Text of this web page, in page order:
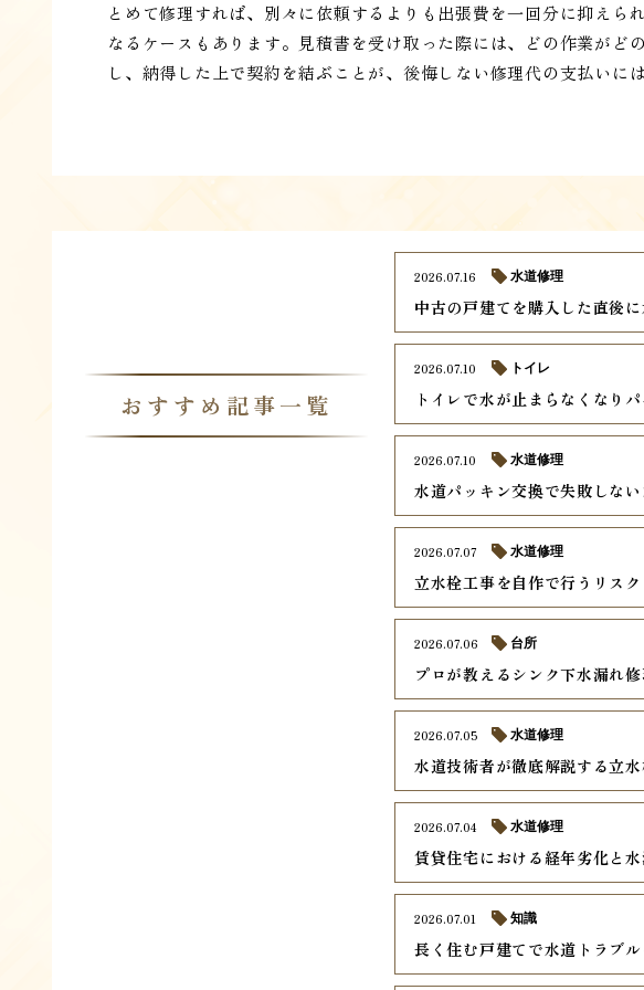
とめて修理すれば、別々に依頼するよりも出張費を一回分に抑えら
なるケースもあります。見積書を受け取った際には、どの作業がど
し、納得した上で契約を結ぶことが、後悔しない修理代の支払いに
おすすめ記事一覧
中古の戸建てを購入した直後
2026.07.16 水道修理
トイレで水が止まらなくなり
2026.07.10 トイレ
水道パッキン交換で失敗しな
2026.07.10 水道修理
立水栓工事を自作で行うリス
2026.07.07 水道修理
プロが教えるシンク下水漏れ
2026.07.06 台所
水道技術者が徹底解説する立
2026.07.05 水道修理
賃貸住宅における経年劣化と
2026.07.04 水道修理
長く住む戸建てで水道トラブ
2026.07.01 知識